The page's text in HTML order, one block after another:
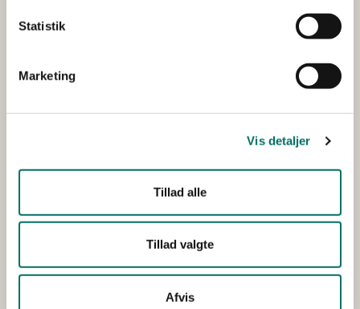
Statistik
Marketing
Vis detaljer
Tillad alle
Tillad valgte
Afvis
Udvikle et IT-værktøj til at kvantificere og kvalificere
problemstillingerne i områder med højt terrænnært
Øvrige
DISUD-Sustainable
Development
budget
DKK 1.073.528,00